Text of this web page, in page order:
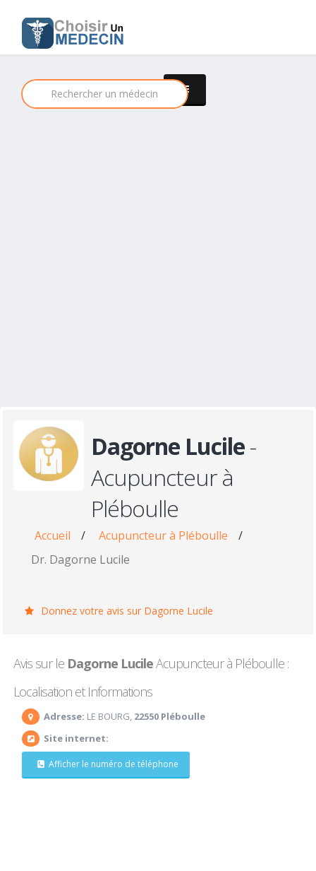
Dagorne Lucile-
Acupuncteur à
Pléboulle
Accueil / Acupuncteur à Pléboulle
/
Dr. Dagorne Lucile
Donnez votre avis sur Dagorne Lucile
Avis sur le Dagorne LucileAcupuncteur à Pléboulle :
Localisation et Informations
Adresse: LE BOURG, 22550 Pléboulle
Site internet:
Afficher le numéro de téléphone